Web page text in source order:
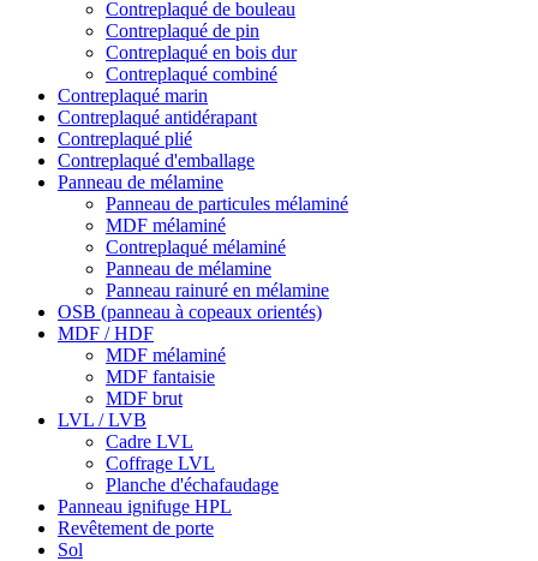
Contreplaqué de bouleau
Contreplaqué de pin
Contreplaqué en bois dur
Contreplaqué combiné
Contreplaqué marin
Contreplaqué antidérapant
Contreplaqué plié
Contreplaqué d'emballage
Panneau de mélamine
Panneau de particules mélaminé
MDF mélaminé
Contreplaqué mélaminé
Panneau de mélamine
Panneau rainuré en mélamine
OSB (panneau à copeaux orientés)
MDF / HDF
MDF mélaminé
MDF fantaisie
MDF brut
LVL / LVB
Cadre LVL
Coffrage LVL
Planche d'échafaudage
Panneau ignifuge HPL
Revêtement de porte
Sol